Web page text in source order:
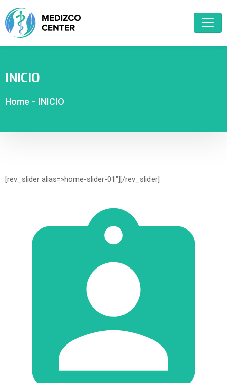
INICIO
Home - INICIO
[rev_slider alias=»home-slider-01″][/rev_slider]